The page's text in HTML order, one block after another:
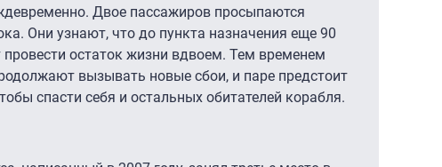
Двое пассажиров просыпаются
Они узнают, что до пункта назначения еще 90
провести остаток жизни вдвоем. Тем временем
вызывать новые сбои, и паре предстоит
спасти себя и остальных обитателей корабля.